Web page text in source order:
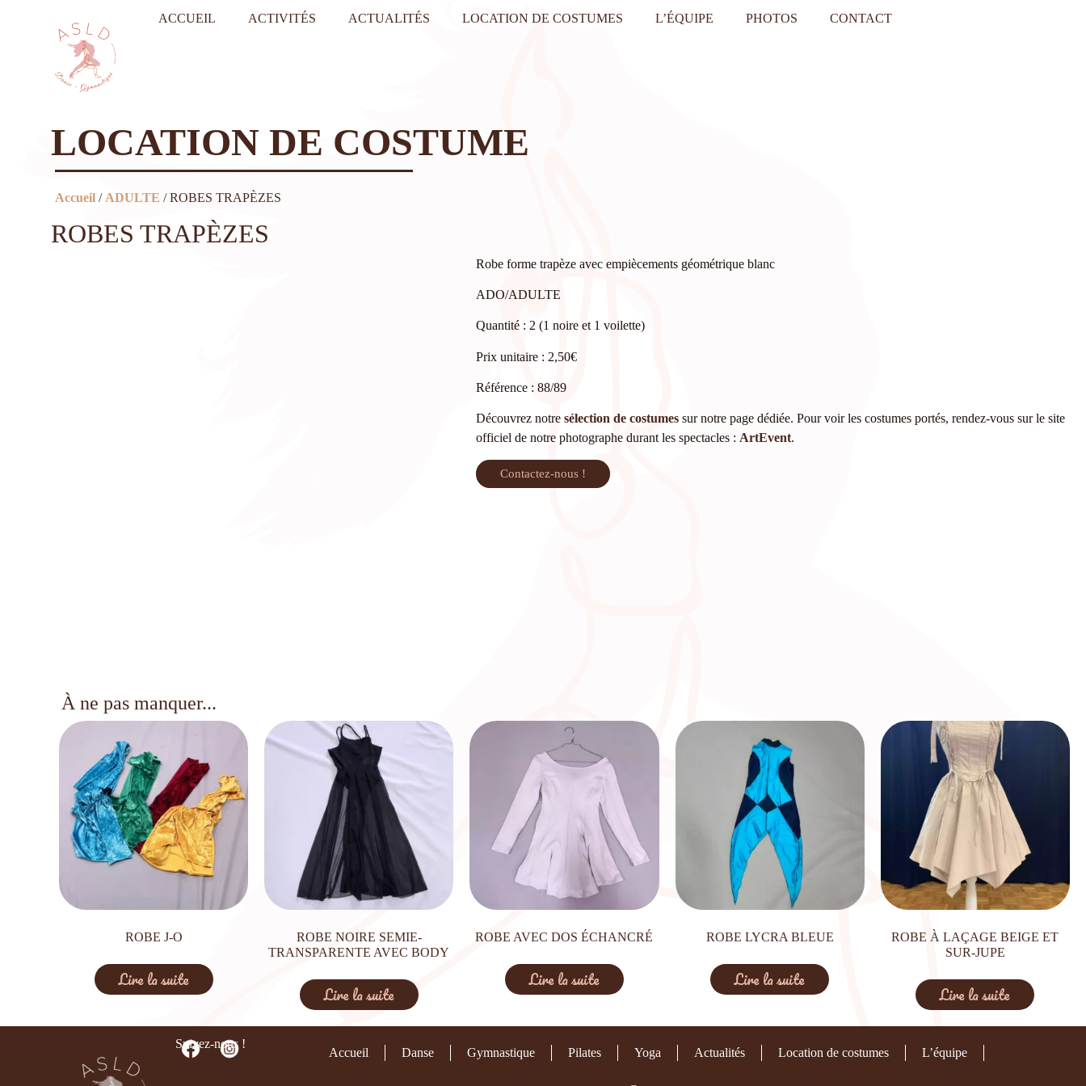
ACCUEIL ACTIVITÉS ACTUALITÉS LOCATION DE COSTUMES L’ÉQUIPE PHOTOS CONTACT
LOCATION DE COSTUME
Accueil / ADULTE / ROBES TRAPÈZES
ROBES TRAPÈZES
Robe forme trapèze avec empiècements géométrique blanc
ADO/ADULTE
Quantité : 2 (1 noire et 1 voilette)
Prix unitaire : 2,50€
Référence : 88/89
Découvrez notre sélection de costumessur notre page dédiée. Pour voir les costumes portés, rendez-vous sur le site
officiel de notre photographe durant les spectacles : ArtEvent.
Contactez-nous !
À ne pas manquer...
ROBE J-O
Lire la suite
ROBE NOIRE SEMIE-
TRANSPARENTE AVEC BODY
Lire la suite
ROBE AVEC DOS ÉCHANCRÉ
Lire la suite
ROBE LYCRA BLEUE
Lire la suite
ROBE À LAÇAGE BEIGE ET
SUR-JUPE
Lire la suite
Suivez-nous !
Accueil Danse Gymnastique Pilates Yoga Actualités Location de costumes L’équipe